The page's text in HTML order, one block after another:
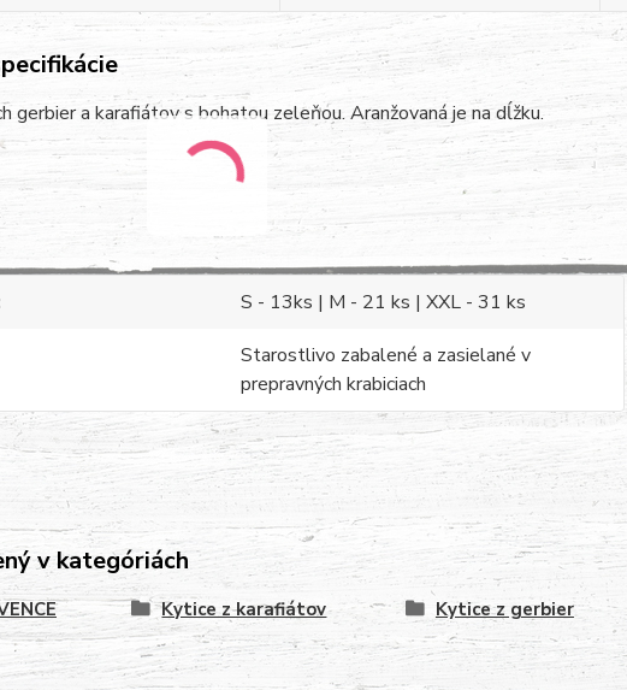
gerbier a karafiátov s bohatou zeleňou. Aranžovaná je na dĺžku.
S - 13ks | M - 21 ks | XXL - 31 ks
Starostlivo zabalené a zasielané v
prepravných krabiciach
v kategóriách
Kytice z karafiátov Kytice z gerbier